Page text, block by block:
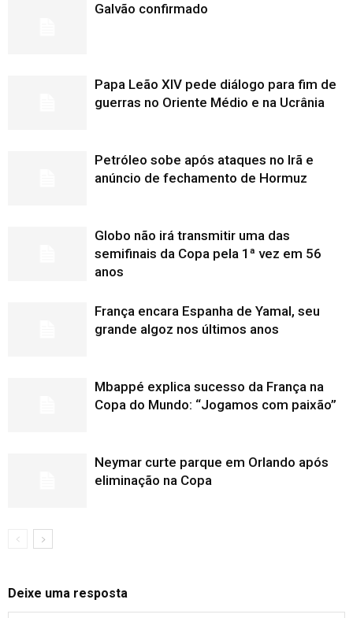
Galvão confirmado
Papa Leão XIV pede diálogo para fim de
guerras no Oriente Médio e na Ucrânia
Petróleo sobe após ataques no Irã e
anúncio de fechamento de Hormuz
Globo não irá transmitir uma das
semifinais da Copa pela 1ª vez em 56
anos
França encara Espanha de Yamal, seu
grande algoz nos últimos anos
Mbappé explica sucesso da França na
Copa do Mundo: “Jogamos com paixão”
Neymar curte parque em Orlando após
eliminação na Copa
Deixe uma resposta